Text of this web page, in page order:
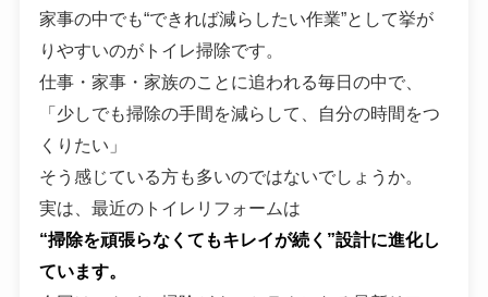
家事の中でも“できれば減らしたい作業”として挙が
りやすいのがトイレ掃除です。
仕事・家事・家族のことに追われる毎日の中で、
「少しでも掃除の手間を減らして、自分の時間をつ
くりたい」
そう感じている方も多いのではないでしょうか。
実は、最近のトイレリフォームは
“掃除を頑張らなくてもキレイが続く”設計に進化し
ています。